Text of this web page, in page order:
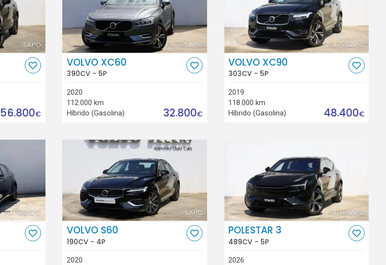
56.800€
VOLVO XC60
390CV - 5P
2020
112.000 km
Híbrido (Gasolina)
32.800€
VOLVO XC90
303CV - 5P
2019
118.000 km
Híbrido (Gasolina)
48.400€
VOLVO S60
190CV - 4P
2020
POLESTAR 3
489CV - 5P
2026